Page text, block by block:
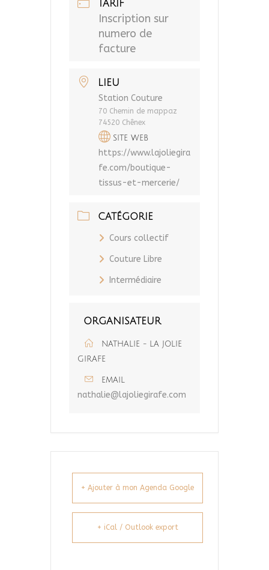
TARIF
Inscription sur
numero de
facture
LIEU
Station Couture
70 Chemin de mappaz
74520 Chênex
SITE WEB
https://www.lajoliegira
fe.com/boutique-
tissus-et-mercerie/
CATÉGORIE
Cours collectif
Couture Libre
Intermédiaire
ORGANISATEUR
NATHALIE - LA JOLIE
GIRAFE
EMAIL
nathalie@lajoliegirafe.com
+ Ajouter à mon Agenda Google
+ iCal / Outlook export